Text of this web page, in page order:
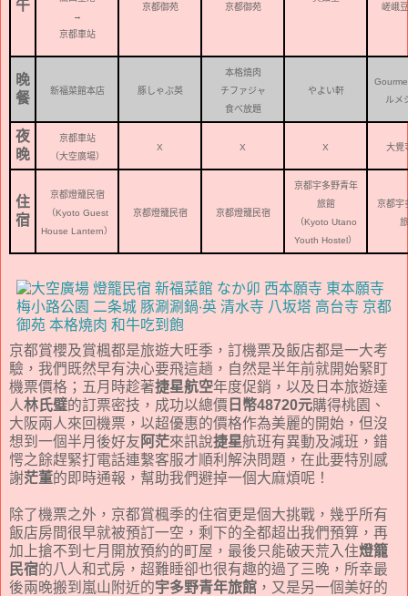
午
→
京都車站
京都御苑
京都御苑
嵯峨
晚
餐
新福菜館本店 豚しゃぶ英
本格燒肉
チファジャ
食べ放題
やよい軒
ルメ
夜
晚
京都車站
（大空廣場）
X X X 大覺
住
宿
京都燈籠民宿
（Kyoto Guest
House Lantern）
京都燈籠民宿 京都燈籠民宿
京都宇多野青年
旅館
（Kyoto Utano
Youth Hostel）
京都宇
京都賞櫻及賞楓都是旅遊大旺季，訂機票及飯店都是一大考
驗，我們既然早有決心要飛這趟，自然是半年前就開始緊盯
機票價格；五月時趁著捷星航空年度促銷，以及日本旅遊達
人林氏璧的訂票密技，成功以總價 日幣48720元購得桃園、
大阪兩人來回機票，以超優惠的價格作為美麗的開始，但沒
想到一個半月後好友 阿茫來訊說捷星航班有異動及減班，錯
愕之餘趕緊打電話連繫客服才順利解決問題，在此要特別感
謝茫董的即時通報，幫助我們避掉一個大麻煩呢！
除了機票之外，京都賞楓季的住宿更是個大挑戰，幾乎所有
飯店房間很早就被預訂一空，剩下的全都超出我們預算，再
加上搶不到七月開放預約的町屋，最後只能破天荒入住燈籠
民宿的八人和式房，超難睡卻也很有趣的過了三晚，所幸最
後兩晚搬到嵐山附近的宇多野青年旅館 ，又是另一個美好的